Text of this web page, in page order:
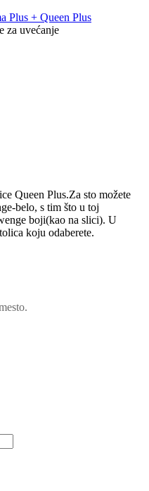
Plus + Queen Plus
za uvećanje
Queen Plus.Za sto možete
belo, s tim što u toj
boji(kao na slici). U
koju odaberete.